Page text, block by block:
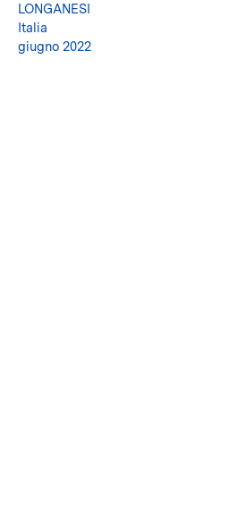
LONGANESI
Italia
giugno 2022